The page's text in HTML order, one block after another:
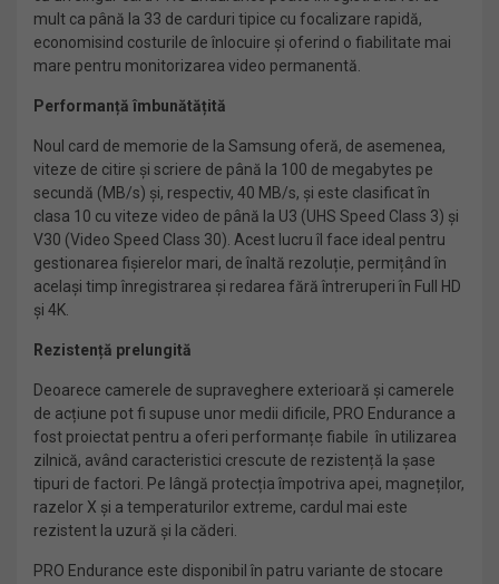
mult ca până la 33 de carduri tipice cu focalizare rapidă,
economisind costurile de înlocuire și oferind o fiabilitate mai
mare pentru monitorizarea video permanentă.
Performanță îmbunătățită
Noul card de memorie de la Samsung oferă, de asemenea,
viteze de citire și scriere de până la 100 de megabytes pe
secundă (MB/s) și, respectiv, 40 MB/s, și este clasificat în
clasa 10 cu viteze video de până la U3 (UHS Speed Class 3) și
V30 (Video Speed Class 30). Acest lucru îl face ideal pentru
gestionarea fișierelor mari, de înaltă rezoluție, permițând în
același timp înregistrarea și redarea fără întreruperi în Full HD
și 4K.
Rezistență prelungită
Deoarece camerele de supraveghere exterioară și camerele
de acțiune pot fi supuse unor medii dificile, PRO Endurance a
fost proiectat pentru a oferi performanțe fiabile în utilizarea
zilnică, având caracteristici crescute de rezistență la șase
tipuri de factori. Pe lângă protecția împotriva apei, magneților,
razelor X și a temperaturilor extreme, cardul mai este
rezistent la uzură și la căderi.
PRO Endurance este disponibil în patru variante de stocare